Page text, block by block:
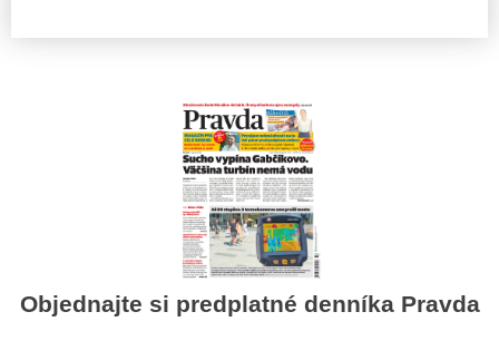
Objednajte si predplatné denníka Pravda